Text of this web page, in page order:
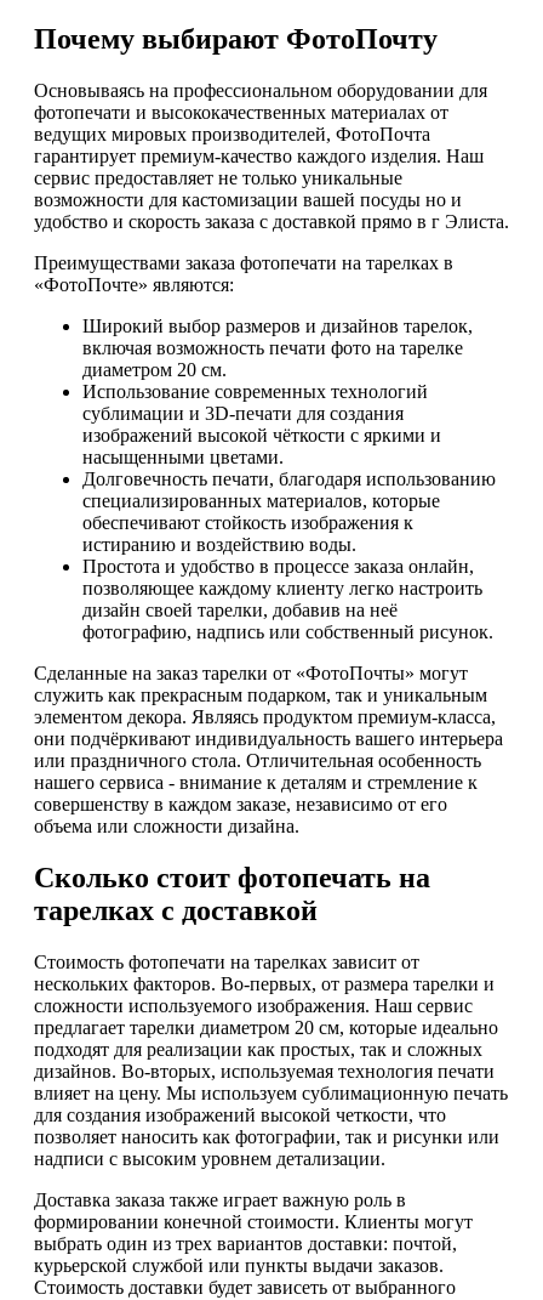
Почему выбирают ФотоПочту
Основываясь на профессиональном оборудовании для
фотопечати и высококачественных материалах от
ведущих мировых производителей, ФотоПочта
гарантирует премиум-качество каждого изделия. Наш
сервис предоставляет не только уникальные
возможности для кастомизации вашей посуды но и
удобство и скорость заказа с доставкой прямо в г Элиста.
Преимуществами заказа фотопечати на тарелках в
«ФотоПочте» являются:
Широкий выбор размеров и дизайнов тарелок,
включая возможность печати фото на тарелке
диаметром 20 см.
Использование современных технологий
сублимации и 3D-печати для создания
изображений высокой чёткости с яркими и
насыщенными цветами.
Долговечность печати, благодаря использованию
специализированных материалов, которые
обеспечивают стойкость изображения к
истиранию и воздействию воды.
Простота и удобство в процессе заказа онлайн,
позволяющее каждому клиенту легко настроить
дизайн своей тарелки, добавив на неё
фотографию, надпись или собственный рисунок.
Сделанные на заказ тарелки от «ФотоПочты» могут
служить как прекрасным подарком, так и уникальным
элементом декора. Являясь продуктом премиум-класса,
они подчёркивают индивидуальность вашего интерьера
или праздничного стола. Отличительная особенность
нашего сервиса - внимание к деталям и стремление к
совершенству в каждом заказе, независимо от его
объема или сложности дизайна.
Сколько стоит фотопечать на
тарелках с доставкой
Стоимость фотопечати на тарелках зависит от
нескольких факторов. Во-первых, от размера тарелки и
сложности используемого изображения. Наш сервис
предлагает тарелки диаметром 20 см, которые идеально
подходят для реализации как простых, так и сложных
дизайнов. Во-вторых, используемая технология печати
влияет на цену. Мы используем сублимационную печать
для создания изображений высокой четкости, что
позволяет наносить как фотографии, так и рисунки или
надписи с высоким уровнем детализации.
Доставка заказа также играет важную роль в
формировании конечной стоимости. Клиенты могут
выбрать один из трех вариантов доставки: почтой,
курьерской службой или пункты выдачи заказов.
Стоимость доставки будет зависеть от выбранного